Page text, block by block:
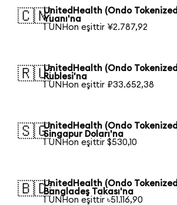
🇨🇳UnitedHealth (Ondo
Yuanı'na
1 UNHon eşittir ¥2.787,92
🇷🇺UnitedHealth (Ondo
Rublesi'na
1 UNHon eşittir ₽33.652,38
🇸🇬UnitedHealth (Ondo
Singapur Doları'na
1 UNHon eşittir $530,10
🇧🇩UnitedHealth (Ondo
Bangladeş Takası'na
1 UNHon eşittir ৳51.116,90